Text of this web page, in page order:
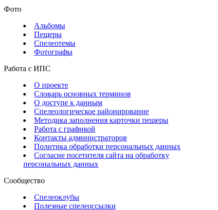
Фото
Альбомы
Пещеры
Спелеотемы
Фотографы
Работа с ИПС
О проекте
Словарь основных терминов
О доступе к данным
Спелеологическое районирование
Методика заполнения карточки пещеры
Работа с графикой
Контакты администраторов
Политика обработки персональных данных
Согласие посетителя сайта на обработку
персональных данных
Сообщество
Спелеоклубы
Полезные спелеоссылки